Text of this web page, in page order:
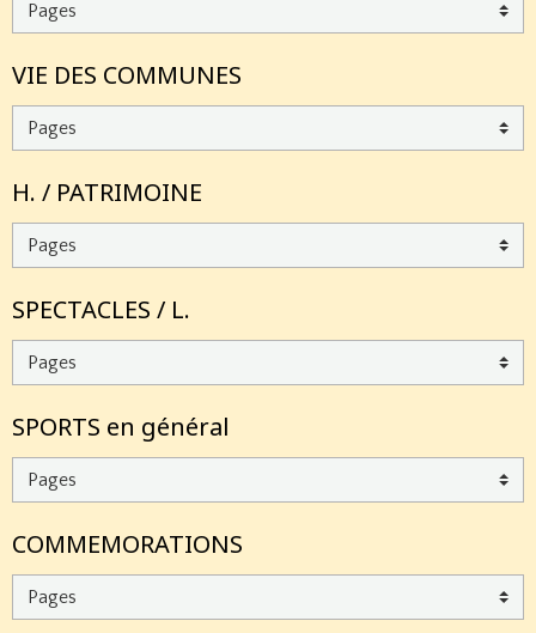
VIE DES COMMUNES
H. / PATRIMOINE
SPECTACLES / L.
SPORTS en général
COMMEMORATIONS